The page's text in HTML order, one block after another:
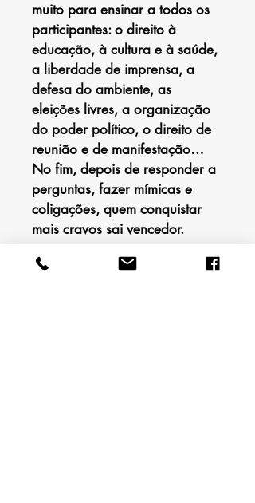
muito para ensinar a todos os
participantes: o direito à
educação, à cultura e à saúde,
a liberdade de imprensa, a
defesa do ambiente, as
eleições livres, a organização
do poder político, o direito de
reunião e de manifestação…
No fim, depois de responder a
perguntas, fazer mímicas e
coligações, quem conquistar
mais cravos sai vencedor.
Este jogo foi criado no âmbito